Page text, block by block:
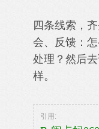
四条线索，
会、反馈：
处理？然后
样。
引用: